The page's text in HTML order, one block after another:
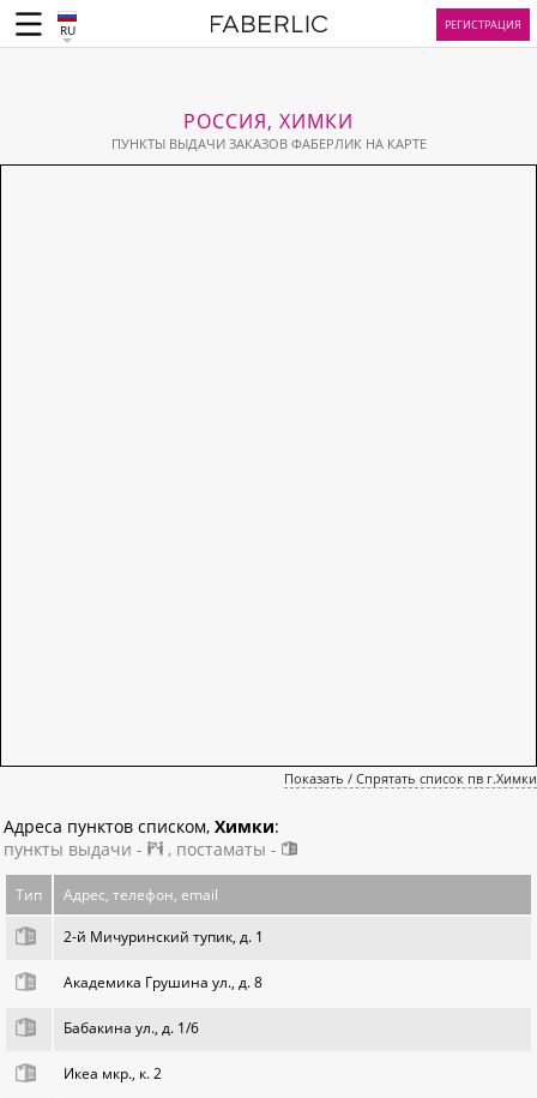
RU РЕГИСТРАЦИЯ
РОССИЯ, ХИМКИ
ПУНКТЫ ВЫДАЧИ ЗАКАЗОВ ФАБЕРЛИК НА КАРТЕ
Показать / Спрятать список пв г.Химки
Адреса пунктов списком, Химки:
пункты выдачи -
, постаматы -
Тип Адрес, телефон, email
2-й Мичуринский тупик, д. 1
Академика Грушина ул., д. 8
Бабакина ул., д. 1/6
Икеа мкр., к. 2